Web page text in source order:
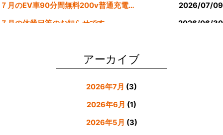
７月のEV車90分間無料200v普通充電クーポン券！！
2026/07/09
７月の休業日等のお知らせです。
2026/06/30
アーカイブ
2026年7月 (3)
2026年6月 (1)
2026年5月 (3)